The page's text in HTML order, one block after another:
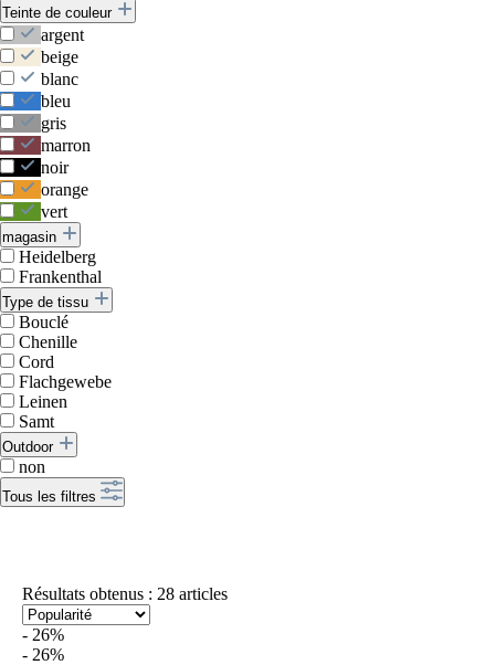
Teinte de couleur
argent
beige
blanc
bleu
gris
marron
noir
orange
vert
magasin
Heidelberg
Frankenthal
Type de tissu
Bouclé
Chenille
Cord
Flachgewebe
Leinen
Samt
Outdoor
non
Tous les filtres
Résultats obtenus : 28 articles
- 26%
- 26%